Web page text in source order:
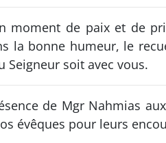
moment de paix et de
la bonne humeur, le
Seigneur soit avec vous.
de Mgr Nahmias
évêques pour leurs